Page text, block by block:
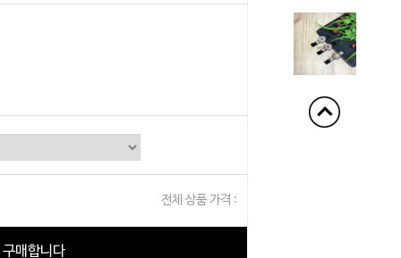
전체 상품 가격 :
구매합니다